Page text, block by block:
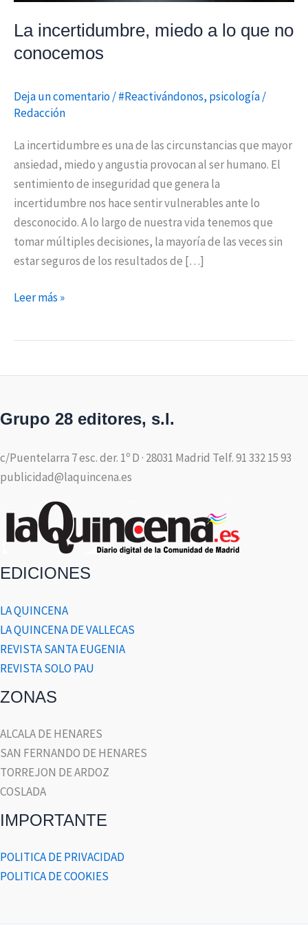
La incertidumbre, miedo a lo que no
conocemos
Deja un comentario/#Reactivándonos, psicología/
Redacción
La incertidumbre es una de las circunstancias que mayor
ansiedad, miedo y angustia provocan al ser humano. El
sentimiento de inseguridad que genera la
incertidumbre nos hace sentir vulnerables ante lo
desconocido. A lo largo de nuestra vida tenemos que
tomar múltiples decisiones, la mayoría de las veces sin
estar seguros de los resultados de […]
Leer más »
Grupo 28 editores, s.l.
c/Puentelarra 7 esc. der. 1º D · 28031 Madrid Telf. 91 332 15 93
publicidad@laquincena.es
EDICIONES
LA QUINCENA
LA QUINCENA DE VALLECAS
REVISTA SANTA EUGENIA
REVISTA SOLO PAU
ZONAS
ALCALA DE HENARES
SAN FERNANDO DE HENARES
TORREJON DE ARDOZ
COSLADA
IMPORTANTE
POLITICA DE PRIVACIDAD
POLITICA DE COOKIES